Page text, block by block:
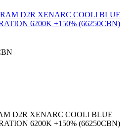
D2R XENARC COOLl BLUE
6200K +150% (66250CBN)